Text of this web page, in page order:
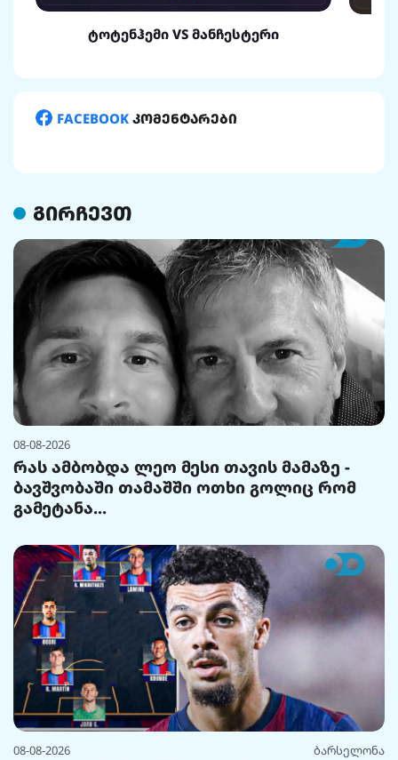
ტოტენჰემი VS მანჩესტერი
FACEBOOK კომენტარები
გირჩევთ
08-08-2026
რას ამბობდა ლეო მესი თავის მამაზე -
ბავშვობაში თამაშში ოთხი გოლიც რომ
გამეტანა...
08-08-2026 ბარსელონა